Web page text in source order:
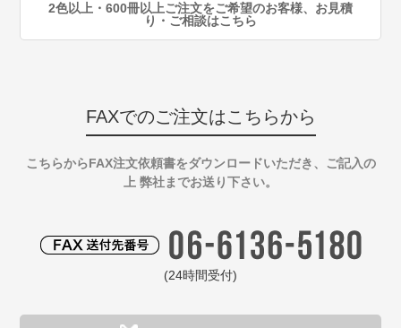
2色以上・600冊以上ご注文をご希望のお客様、お見積
り・ご相談はこちら
FAXでのご注文はこちらから
こちらからFAX注文依頼書をダウンロードいただき、ご記入の
上 弊社までお送り下さい。
(24時間受付)